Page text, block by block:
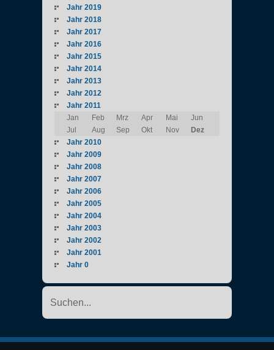
Jahr 2019
Jahr 2018
Jahr 2017
Jahr 2016
Jahr 2015
Jahr 2014
Jahr 2013
Jahr 2012
Jahr 2011
Jan
Feb Mrz Apr Mai
Jun
Jul
Aug Sep Okt Nov
Dez
Jahr 2010
Jahr 2009
Jahr 2008
Jahr 2007
Jahr 2006
Jahr 2005
Jahr 2004
Jahr 2003
Jahr 2002
Jahr 2001
Jahr 0